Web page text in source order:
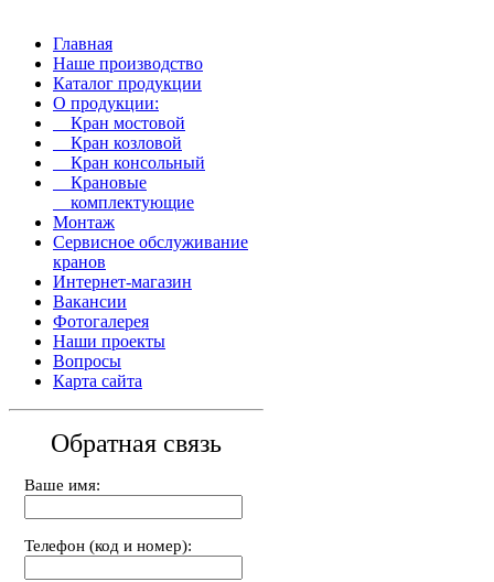
Главная
Наше производство
Каталог продукции
О продукции:
Кран мостовой
Кран козловой
Кран консольный
Крановые
комплектующие
Монтаж
Сервисное обслуживание
кранов
Интернет-магазин
Вакансии
Фотогалерея
Наши проекты
Вопросы
Карта сайта
Обратная связь
Ваше имя:
Телефон (код и номер):